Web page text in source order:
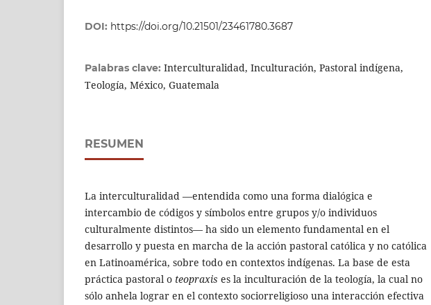
DOI: https://doi.org/10.21501/23461780.3687
Palabras clave: Interculturalidad, Inculturación, Pastoral indígena,
Teología, México, Guatemala
RESUMEN
La interculturalidad —entendida como una forma dialógica e
intercambio de códigos y símbolos entre grupos y/o individuos
culturalmente distintos— ha sido un elemento fundamental en el
desarrollo y puesta en marcha de la acción pastoral católica y no católica
en Latinoamérica, sobre todo en contextos indígenas. La base de esta
práctica pastoral o teopraxis es la inculturación de la teología, la cual no
sólo anhela lograr en el contexto sociorreligioso una interacción efectiva